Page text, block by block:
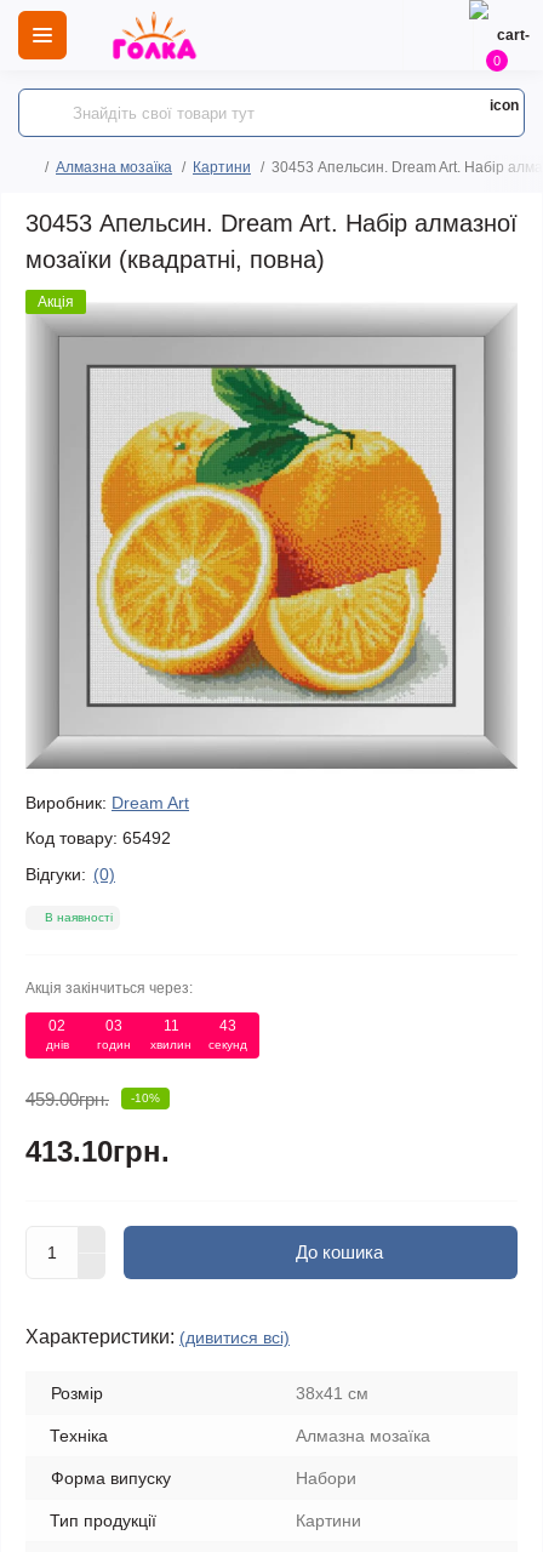
0
Алмазна мозаїка Картини 30453 Апельсин. Dream Art. Набір
30453 Апельсин. Dream Art. Набір алмазної
мозаїки (квадратні, повна)
Акція
Виробник: Dream Art
Код товару: 65492
Відгуки: (0)
В наявності
Акція закінчиться через:
02
днів
03
годин
11
хвилин
42
секунд
459.00грн. -10%
413.10грн.
До кошика
Характеристики: (дивитися всі)
Розмір 38x41 см
Техніка Алмазна мозаїка
Форма випуску Набори
Тип продукції Картини